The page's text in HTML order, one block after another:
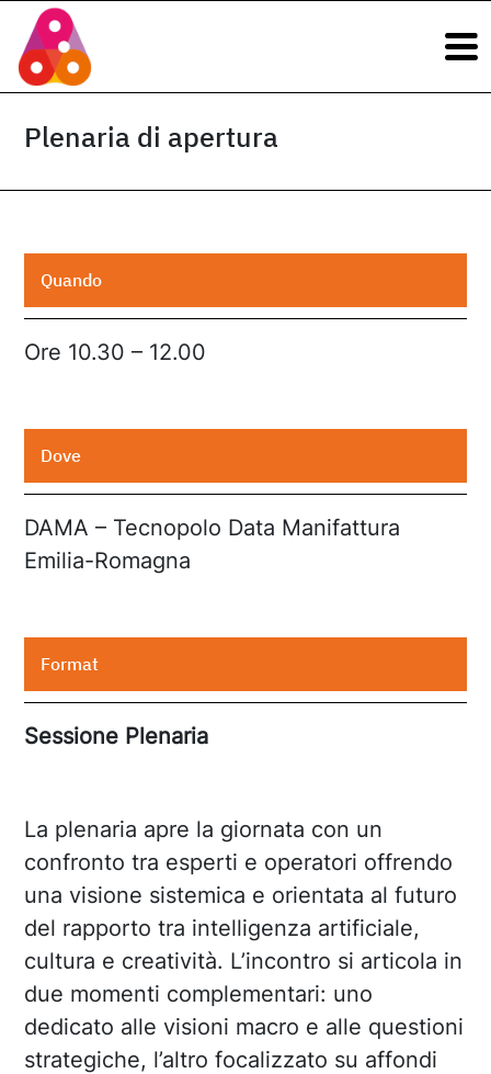
Vai al contenuto
Navigazione principale
Navigazione principale
Plenaria di apertura
Quando
Ore 10.30 – 12.00
Dove
DAMA – Tecnopolo Data Manifattura
Emilia-Romagna
Format
Sessione Plenaria
La plenaria apre la giornata con un
confronto tra esperti e operatori offrendo
una visione sistemica e orientata al futuro
del rapporto tra intelligenza artificiale,
cultura e creatività. L’incontro si articola in
due momenti complementari: uno
dedicato alle visioni macro e alle questioni
strategiche, l’altro focalizzato su affondi